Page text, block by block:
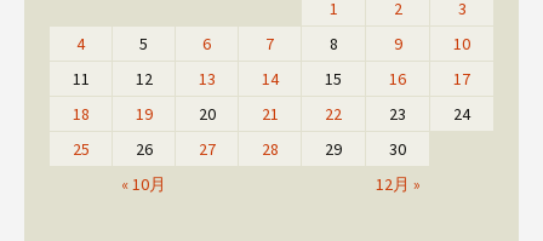
« 10月 12月 »
1 2
3
4
5 6 7 8 9
10
11
12 13 14 15 16
17
18
19 20 21 22 23
24
25
26 27 28 29 30